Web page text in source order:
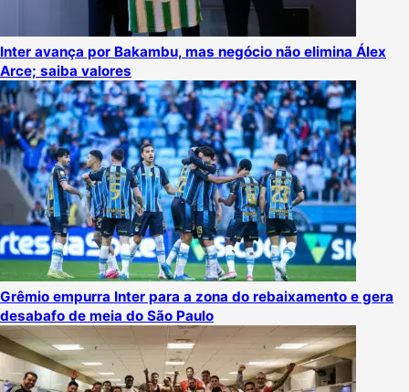
Inter avança por Bakambu, mas negócio não elimina Álex
Arce; saiba valores
Grêmio empurra Inter para a zona do rebaixamento e gera
desabafo de meia do São Paulo